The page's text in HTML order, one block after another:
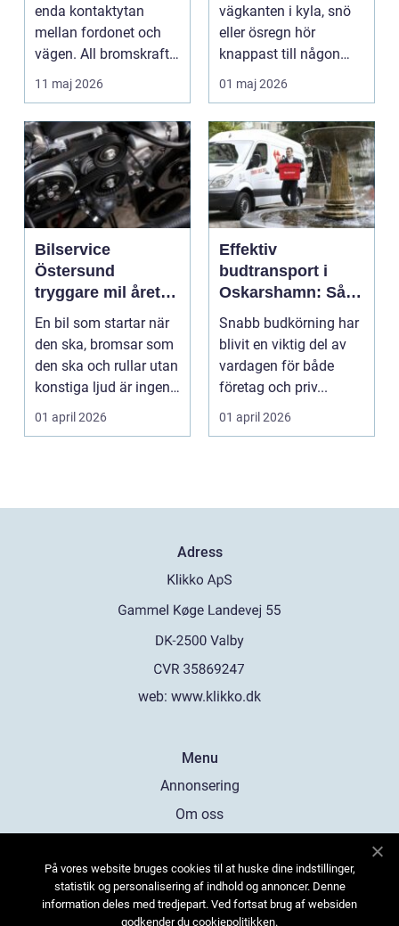
enda kontaktytan
mellan fordonet och
vägen. All bromskraft,
styrning och accelera...
11 maj 2026
vägkanten i kyla, snö
eller ösregn hör
knappast till någon
bilägares drömscen...
01 maj 2026
Bilservice
Östersund
tryggare mil året
runt
En bil som startar när
den ska, bromsar som
den ska och rullar utan
konstiga ljud är ingen
självklar...
01 april 2026
Effektiv
budtransport i
Oskarshamn: Så
väljer företag och
privatpersoner rätt
lösning
Snabb budkörning har
blivit en viktig del av
vardagen för både
företag och priv...
01 april 2026
Adress
web: www.klikko.dk
Menu
Annonsering
Om oss
Kontakta oss
Sitemap
På vores website bruges cookies til at huske dine indstillinger,
statistik og personalisering af indhold og annoncer. Denne
information deles med tredjepart. Ved fortsat brug af websiden
godkender du cookiepolitikken.